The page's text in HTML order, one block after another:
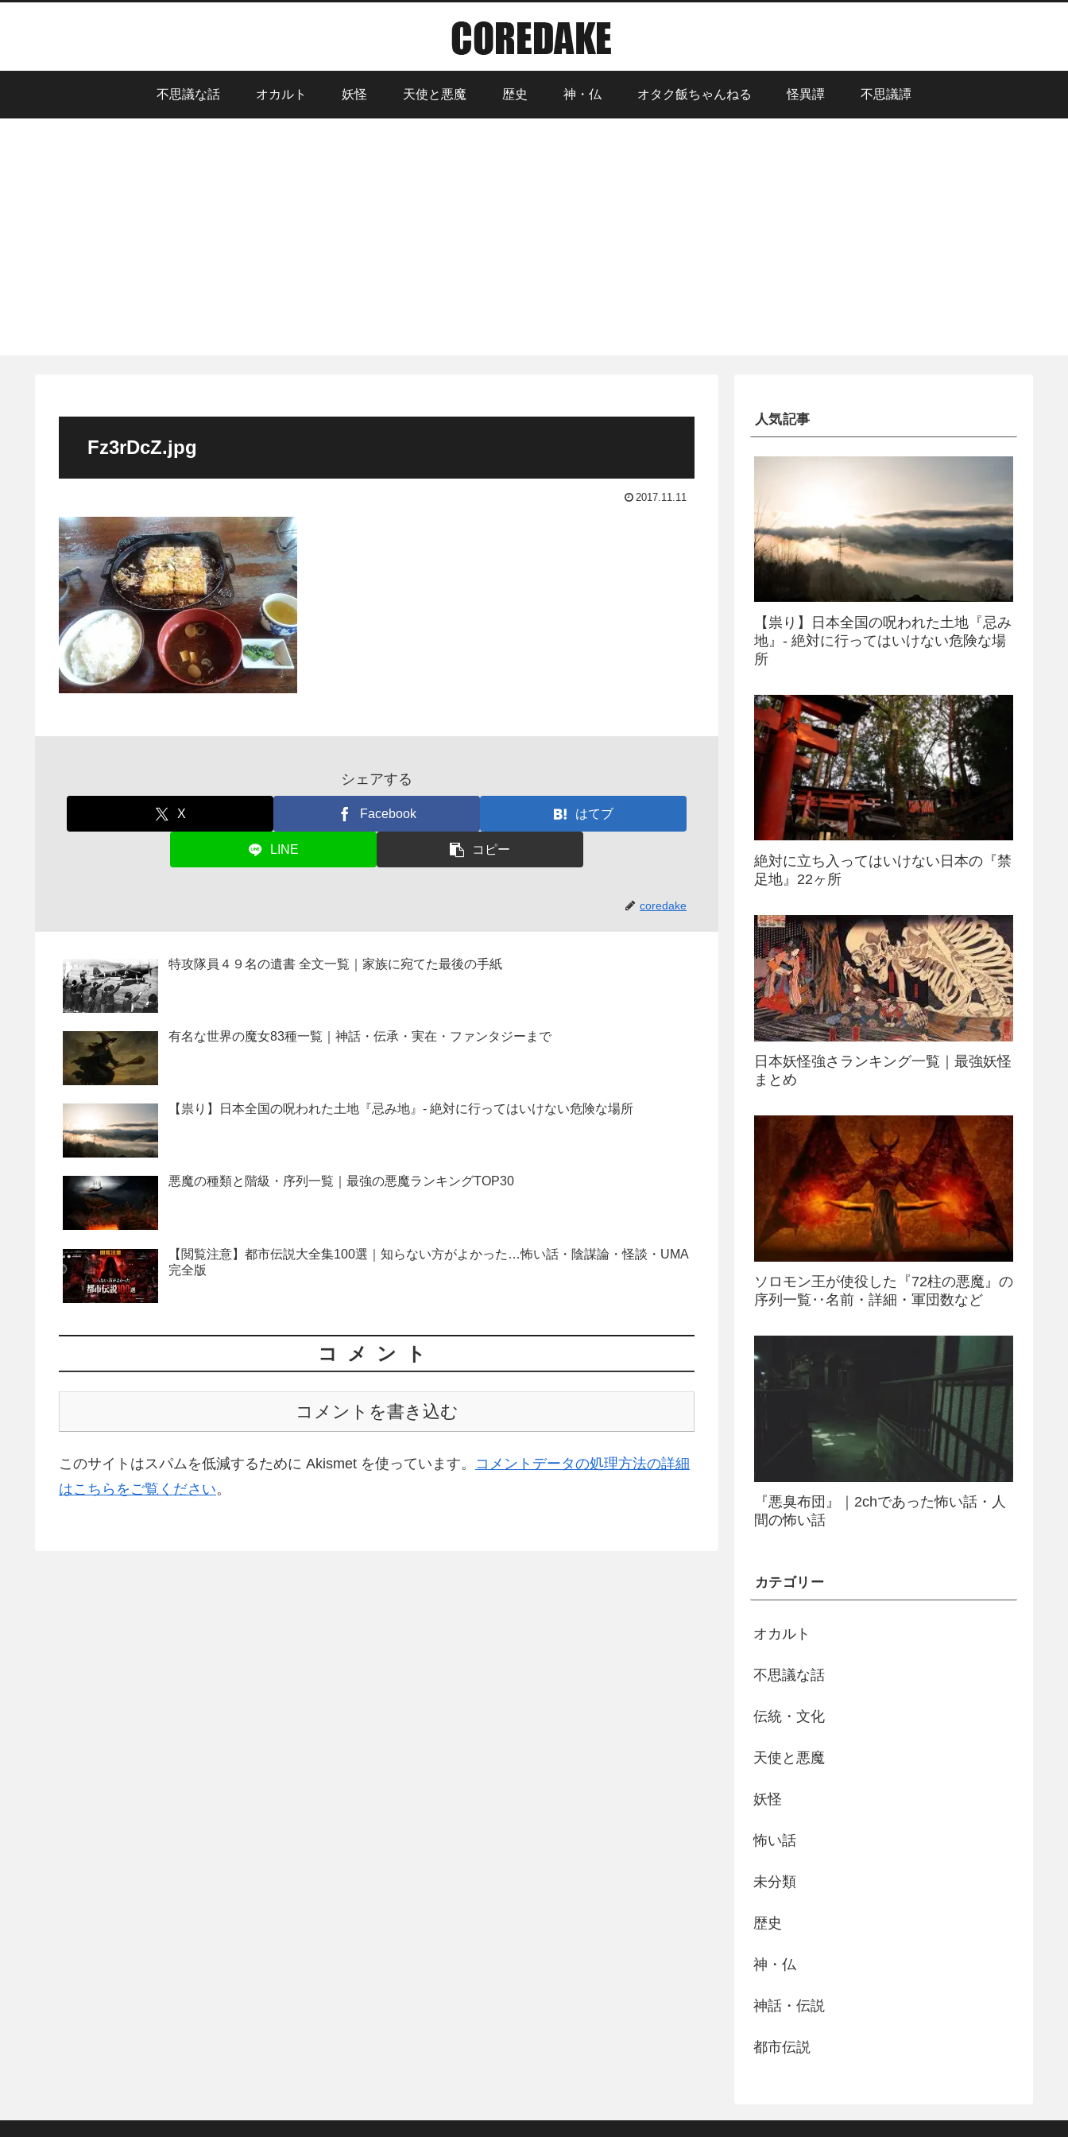
不思議な話 オカルト 妖怪 天使と悪魔 歴史 神・仏 オタク飯ちゃんねる 怪異譚 不思議譚
Fz3rDcZ.jpg
2017.11.11
シェアする
X Facebook はてブ
LINE コピー
coredake
特攻隊員４９名の遺書 全文一覧｜家族に宛てた最後の手紙
有名な世界の魔女83種一覧｜神話・伝承・実在・ファンタジーまで
【祟り】日本全国の呪われた土地『忌み地』- 絶対に行ってはいけない危険な場所
悪魔の種類と階級・序列一覧｜最強の悪魔ランキングTOP30
【閲覧注意】都市伝説大全集100選｜知らない方がよかった…怖い話・陰謀論・怪談・UMA
完全版
コメント
コメントを書き込む
このサイトはスパムを低減するために Akismet を使っています。 コメントデータの処理方法の詳細
はこちらをご覧ください。
人気記事
【祟り】日本全国の呪われた土地『忌み
地』- 絶対に行ってはいけない危険な場
所
絶対に立ち入ってはいけない日本の『禁
足地』22ヶ所
日本妖怪強さランキング一覧｜最強妖怪
まとめ
ソロモン王が使役した『72柱の悪魔』の
序列一覧‥名前・詳細・軍団数など
『悪臭布団』｜2chであった怖い話・人
間の怖い話
カテゴリー
オカルト
不思議な話
伝統・文化
天使と悪魔
妖怪
怖い話
未分類
歴史
神・仏
神話・伝説
都市伝説